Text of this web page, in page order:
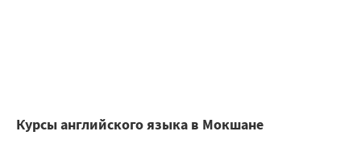
Курсы английского языка в Мокшане